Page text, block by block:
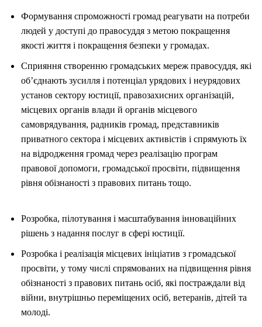
Формування спроможності громад реагувати на потреби
людей у доступі до правосуддя з метою покращення
якості життя і покращення безпеки у громадах.
Сприяння створенню громадських мереж правосуддя, які
об’єднають зусилля і потенціал урядових і неурядових
установ сектору юстиції, правозахисних організацій,
місцевих органів влади й органів місцевого
самоврядування, радників громад, представників
приватного сектора і місцевих активістів і спрямують їх
на відродження громад через реалізацію програм
правової допомоги, громадської просвіти, підвищення
рівня обізнаності з правових питань тощо.
Розробка, пілотування і масштабування інноваційних
рішень з надання послуг в сфері юстиції.
Розробка і реалізація місцевих ініціатив з громадської
просвіти, у тому числі спрямованих на підвищення рівня
обізнаності з правових питань осіб, які постраждали від
війни, внутрішньо переміщених осіб, ветеранів, дітей та
молоді.